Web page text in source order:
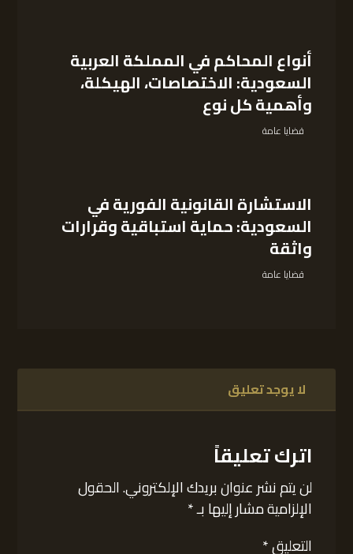
أنواع المحاكم في المملكة العربية
السعودية: الاختصاصات، الهيكلة،
وأهمية كل نوع
قضايا عامة
الاستشارة القانونية الفورية في
السعودية: حماية استباقية وقرارات
واثقة
قضايا عامة
لا يوجد تعليق
اترك تعليقاً
لن يتم نشر عنوان بريدك الإلكتروني.الحقول
الإلزامية مشار إليها بـ*
التعليق*